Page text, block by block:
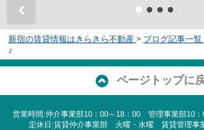
新宿の賃貸情報はきらきら不動産 > ブログ記事一覧
♪
ページトップに
営業時間:仲介事業部10：00～18：00 管理事業部10
定休日:賃貸仲介事業部 火曜・水曜 賃貸管理事